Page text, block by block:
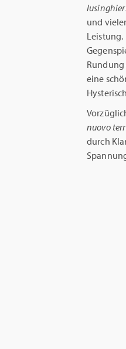
und
Leistung.
eine
nuovo
durch